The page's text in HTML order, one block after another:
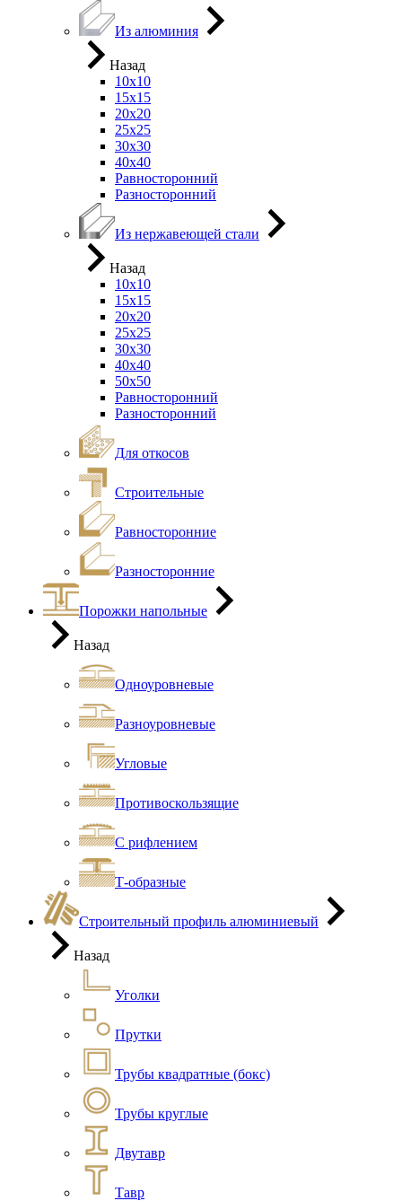
Из алюминия
Назад
10х10
15х15
20х20
25х25
30х30
40х40
Равносторонний
Разносторонний
Из нержавеющей стали
Назад
10х10
15х15
20х20
25х25
30х30
40х40
50х50
Равносторонний
Разносторонний
Для откосов
Строительные
Равносторонние
Разносторонние
Порожки напольные
Назад
Одноуровневые
Разноуровневые
Угловые
Противоскользящие
С рифлением
Т-образные
Строительный профиль алюминиевый
Назад
Уголки
Прутки
Трубы квадратные (бокс)
Трубы круглые
Двутавр
Тавр